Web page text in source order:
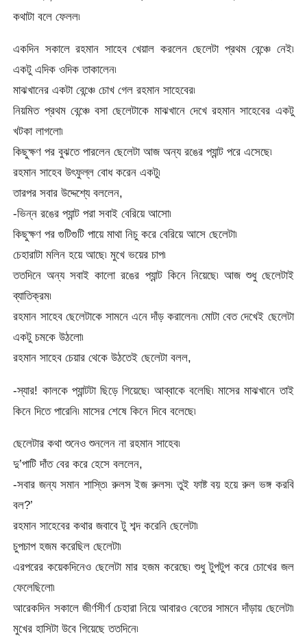
কথাটা বলে ফেলল৷
একদিন সকালে রহমান সাহেব খেয়াল করলেন ছেলেটা প্রথম বেন্ঞ্চে নেই৷
একটু এদিক ওদিক তাকালেন৷
মাঝখানের একটা বেন্ঞ্চে চোখ গেল রহমান সাহেবের৷
নিয়মিত প্রথম বেন্ঞ্চে বসা ছেলেটাকে মাঝখানে দেখে রহমান সাহেবের একটু
খটকা লাগলো৷
কিছুক্ষণ পর বুঝতে পারলেন ছেলেটা আজ অন্য রঙের প্যান্ট পরে এসেছে৷
রহমান সাহেব উৎফুল্ল বোধ করেন একটু৷
তারপর সবার উদ্দেশ্যে বললেন,
-ভিন্ন রঙের প্যান্ট পরা সবাই বেরিয়ে আসো৷
কিছুক্ষণ পর গুটিগুটি পায়ে মাথা নিচু করে বেরিয়ে আসে ছেলেটা৷
চেহারাটা মলিন হয়ে আছে৷ মুখে ভয়ের চাপ৷
ততদিনে অন্য সবাই কালো রঙের প্যান্ট কিনে নিয়েছে৷ আজ শুধু ছেলেটাই
ব্যাতিক্রম৷
রহমান সাহেব ছেলেটাকে সামনে এনে দাঁড় করালেন৷ মোটা বেত দেখেই ছেলেটা
একটু চমকে উঠলো৷
রহমান সাহেব চেয়ার থেকে উঠতেই ছেলেটা বলল,
-স্যার! কালকে প্যান্টটা ছিড়ে গিয়েছে৷ আব্বাকে বলেছি৷ মাসের মাঝখানে তাই
কিনে দিতে পারেনি৷ মাসের শেষে কিনে দিবে বলেছে৷
ছেলেটার কথা শুনেও শুনলেন না রহমান সাহেব৷
দু’পাটি দাঁত বের করে হেসে বললেন,
-সবার জন্য সমান শাস্তি৷ রুলস ইজ রুলস৷ তুই ফাষ্ট বয় হয়ে রুল ভঙ্গ করবি
বল?’
রহমান সাহেবের কথার জবাবে টু শব্দ করেনি ছেলেটা৷
চুপচাপ হজম করেছিল ছেলেটা৷
এরপরের কয়েকদিনেও ছেলেটা মার হজম করেছে৷ শুধু টুপটুপ করে চোখের জল
ফেলেছিলো৷
আরেকদিন সকালে জীর্ণসীর্ণ চেহারা নিয়ে আবারও বেতের সামনে দাঁড়ায় ছেলেটা৷
মুখের হাসিটা উবে গিয়েছে ততদিনে৷